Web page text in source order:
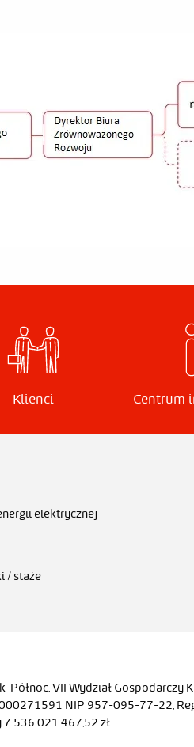
Klienci Centrum
elektrycznej
/ staże
Północ, VII Wydział Gospodarczy
NIP 957-095-77-22,
536 021 467,52 zł.